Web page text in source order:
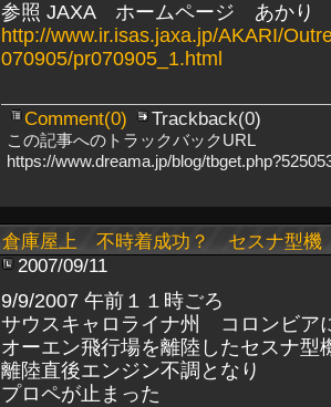
参照 JAXA ホームページ あかり
http://www.ir.isas.jaxa.jp/AKARI/
070905/pr070905_1.html
Comment(0) Trackback(0)
この記事へのトラックバックURL
https://www.dreama.jp/blog/
倉庫屋上 不時着成功？ セスナ型機
2007/09/11
9/9/2007 午前１１時ごろ
サウスキャロライナ州 コロンビア
オーエン飛行場を離陸したセスナ型
離陸直後エンジン不調となり
プロペが止まった